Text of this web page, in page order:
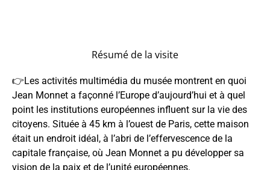
Résumé de la visite
👉Les activités multimédia du musée montrent en quoi
Jean Monnet a façonné l’Europe d’aujourd’hui et à quel
point les institutions européennes influent sur la vie des
citoyens. Située à 45 km à l’ouest de Paris, cette maison
était un endroit idéal, à l’abri de l’effervescence de la
capitale française, où Jean Monnet a pu développer sa
vision de la paix et de l’unité européennes.